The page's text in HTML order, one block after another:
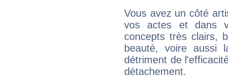
Vous avez un côté
vos actes et dans
concepts très clairs,
beauté, voire aussi
détriment de
détachement.